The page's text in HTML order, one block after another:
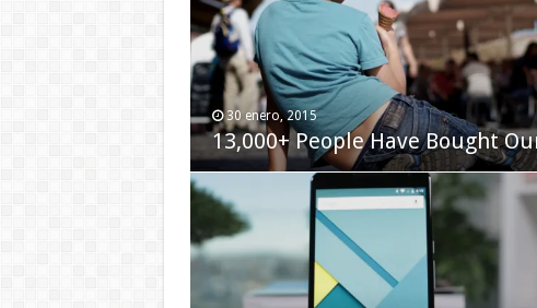
30 enero, 2015
13,000+ People Have Bought